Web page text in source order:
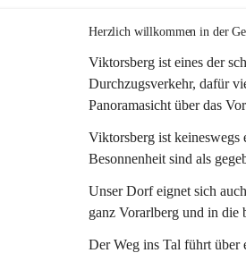
Herzlich willkommen in der
Viktorsberg ist eines der
Durchzugsverkehr, dafür
Panoramasicht über das
Viktorsberg ist
Besonnenheit sind als
Unser Dorf eignet sich
ganz Vorarlberg und in die
Der Weg ins Tal führt über